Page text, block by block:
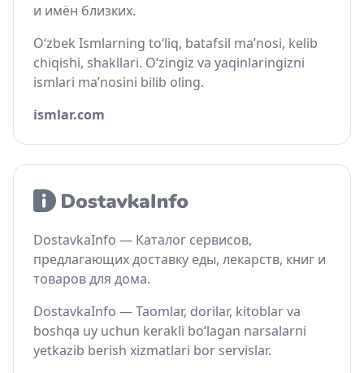
и имён близких.
O‘zbek Ismlarning to‘liq, batafsil ma’nosi, kelib
chiqishi, shakllari. O‘zingiz va yaqinlaringizni
ismlari ma’nosini bilib oling.
ismlar.com
DostavkaInfo — Каталог сервисов,
предлагающих доставку еды, лекарств, книг и
товаров для дома.
DostavkaInfo — Taomlar, dorilar, kitoblar va
boshqa uy uchun kerakli bo‘lagan narsalarni
yetkazib berish xizmatlari bor servislar.